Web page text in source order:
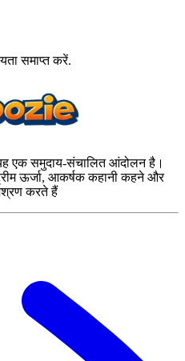
समाप्त करें.
एक समुदाय-संचालित आंदोलन है।
ऊर्जा, आकर्षक कहानी कहने और
करते हैं